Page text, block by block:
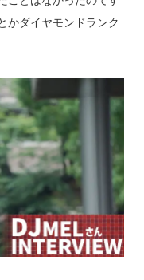
かダイヤモンドランク